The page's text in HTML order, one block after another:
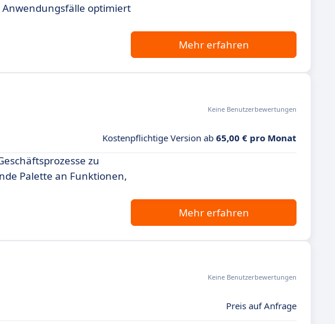
optimiert
Mehr erfahren
Keine Benutzerbewertungen
Kostenpflichtige Version ab 65,00 € pro Monat
zu
Palette an Funktionen,
Mehr erfahren
Keine Benutzerbewertungen
Preis auf Anfrage